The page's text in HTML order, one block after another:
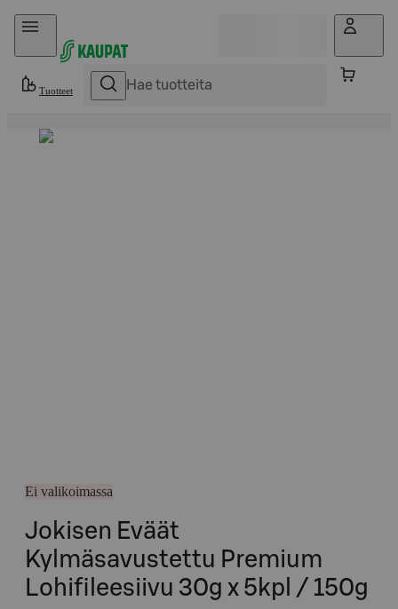
Hyppää sisältöön
Tuotteet
Ei valikoimassa
Jokisen Eväät
Kylmäsavustettu Premium
Lohifileesiivu 30g x 5kpl / 150g